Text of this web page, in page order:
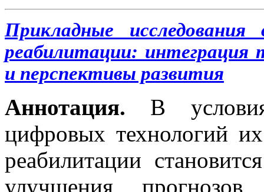
Прикладные
реабилитации: интеграция
и перспективы развития
Аннотация. В
цифровых технологий
реабилитации
улучшения